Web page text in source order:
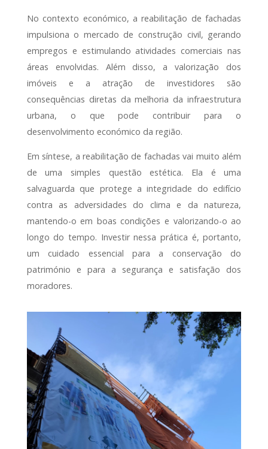
No contexto económico, a reabilitação de fachadas
impulsiona o mercado de construção civil, gerando
empregos e estimulando atividades comerciais nas
áreas envolvidas. Além disso, a valorização dos
imóveis e a atração de investidores são
consequências diretas da melhoria da infraestrutura
urbana, o que pode contribuir para o
desenvolvimento económico da região.
Em síntese, a reabilitação de fachadas vai muito além
de uma simples questão estética. Ela é uma
salvaguarda que protege a integridade do edifício
contra as adversidades do clima e da natureza,
mantendo-o em boas condições e valorizando-o ao
longo do tempo. Investir nessa prática é, portanto,
um cuidado essencial para a conservação do
património e para a segurança e satisfação dos
moradores.